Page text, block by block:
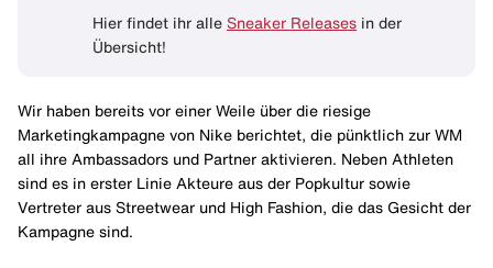
Hier findet ihr alle Sneaker Releases in der
Übersicht!
Wir haben bereits vor einer Weile über die riesige
Marketingkampagne von Nike berichtet, die pünktlich zur WM
all ihre Ambassadors und Partner aktivieren. Neben Athleten
sind es in erster Linie Akteure aus der Popkultur sowie
Vertreter aus Streetwear und High Fashion, die das Gesicht der
Kampagne sind.